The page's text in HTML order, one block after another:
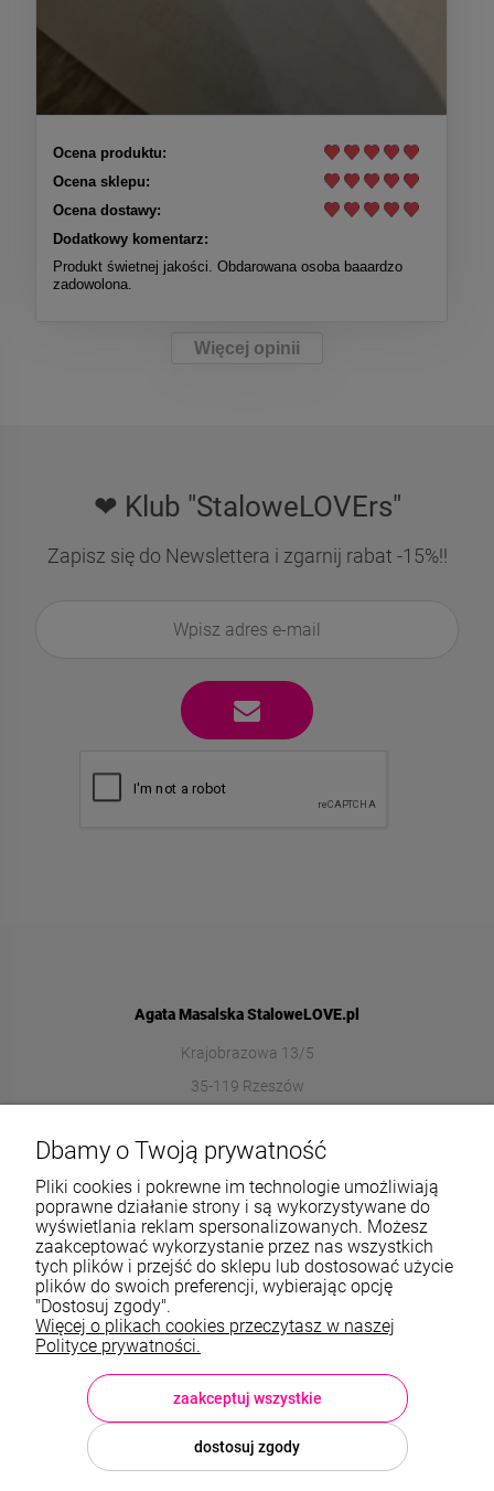
Ocena produktu:
Ocena sklepu:
Ocena dostawy:
Dodatkowy komentarz:
Produkt świetnej jakości. Obdarowana osoba baaardzo
zadowolona.
Więcej opinii
❤ Klub "StaloweLOVErs"
Zapisz się do Newslettera i zgarnij rabat -15%!!
Agata Masalska StaloweLOVE.pl
Krajobrazowa 13/5
35-119 Rzeszów
572989669
Informacje
O nas
TWOJE KONTO
Sklep: StaloweLOVE, Krajobrazowa 13/5, 35-119 Rzeszów, woj.
podkarpackie, NIP: 8133612433, tel.:572 989 669
sklep@stalowelove.com.pl
Dbamy o Twoją prywatność
Pliki cookies i pokrewne im technologie umożliwiają
poprawne działanie strony i są wykorzystywane do
wyświetlania reklam spersonalizowanych. Możesz
zaakceptować wykorzystanie przez nas wszystkich
tych plików i przejść do sklepu lub dostosować użycie
plików do swoich preferencji, wybierając opcję
"Dostosuj zgody".
Więcej o plikach cookies przeczytasz w naszej
Polityce prywatności.
dostosuj zgody
zaakceptuj wszystkie